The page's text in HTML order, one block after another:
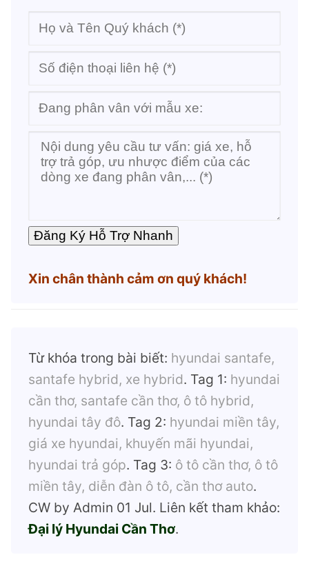
Xin chân thành cảm ơn quý khách!
Từ khóa trong bài biết: hyundai santafe,
santafe hybrid, xe hybrid. Tag 1: hyundai
cần thơ, santafe cần thơ, ô tô hybrid,
hyundai tây đô. Tag 2: hyundai miền tây,
giá xe hyundai, khuyến mãi hyundai,
hyundai trả góp. Tag 3: ô tô cần thơ, ô tô
miền tây, diễn đàn ô tô, cần thơ auto.
CW by Admin 01 Jul. Liên kết tham khảo:
Đại lý Hyundai Cần Thơ.